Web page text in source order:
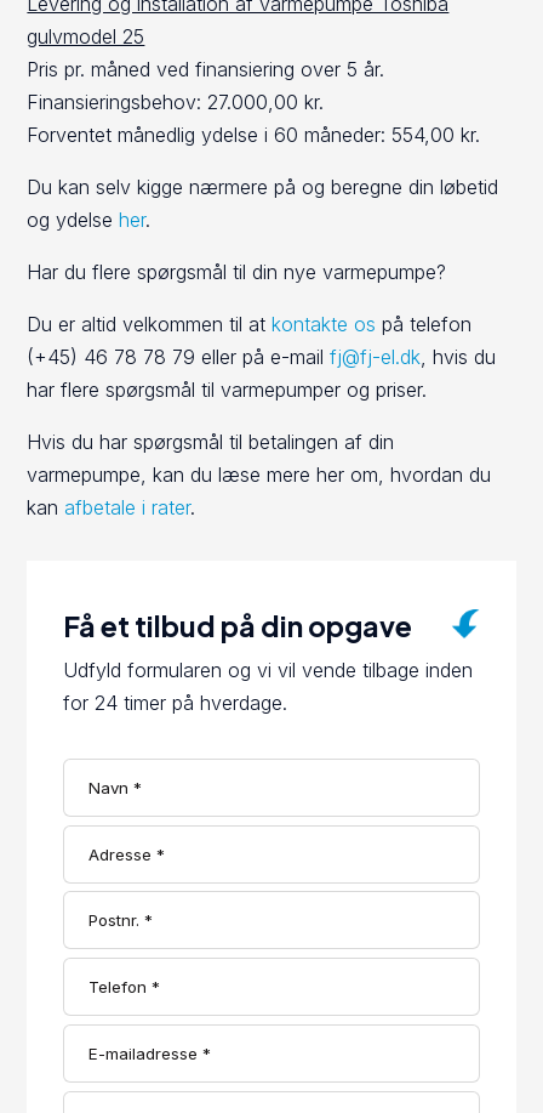
gulvmodel 25
Pris pr. måned ved finansiering over 5 år.
Finansieringsbehov: 27.000,00 kr.
Forventet månedlig ydelse i 60 måneder: 554,00 kr.
Du kan selv kigge nærmere på og beregne din løbetid
og ydelseher.
Har du flere spørgsmål til din nye varmepumpe?
Du er altid velkommen til atkontakte os på telefon
(+45) 46 78 78 79 eller på e-mailfj@fj-el.dk , hvis du
har flere spørgsmål til varmepumper og priser.
Hvis du har spørgsmål til betalingen af din
varmepumpe, kan du læse mere her om, hvordan du
kan afbetale i rater.
Få et tilbud på din opgave
Udfyld formularen og vi vil vende tilbage inden
for 24 timer på hverdage.